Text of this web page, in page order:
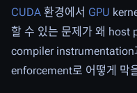
CUDA 환경에서 GPU
할 수 있는 문제가 왜 host
compiler instrumentation
enforcement로 어떻게 막